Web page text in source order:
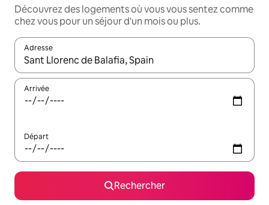
Découvrez des logements où vous vous sentez comme
chez vous pour un séjour d'un mois ou plus.
Adresse
Lorsque les résultats s'affichent, utilisez les flèches vers le
Arrivée
Départ
Rechercher